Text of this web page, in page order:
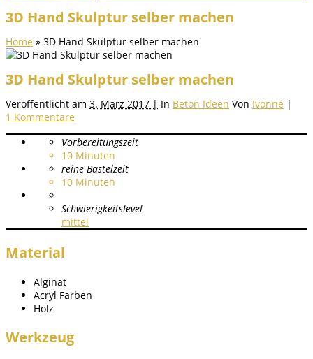
3D Hand Skulptur selber machen
Home » 3D Hand Skulptur selber machen
3D Hand Skulptur selber machen
Veröffentlicht am 3. März 2017 | In Beton Ideen Von Ivonne |
1 Kommentare
Vorbereitungszeit
10 Minuten
reine Bastelzeit
10 Minuten
Schwierigkeitslevel
mittel
Material
Alginat
Acryl Farben
Holz
Werkzeug